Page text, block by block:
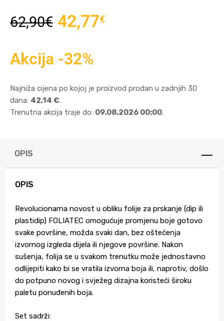
62,90€ 42,77€
Akcija -32%
Najniža cijena po kojoj je proizvod prodan u zadnjih 30
dana: 42,14 €.
Trenutna akcija traje do: 09.08.2026 00:00.
OPIS
OPIS
Revolucionarna novost u obliku folije za prskanje (dip ili
plastidip) FOLIATEC omogućuje promjenu boje gotovo
svake površine, možda svaki dan, bez oštećenja
izvornog izgleda dijela ili njegove površine. Nakon
sušenja, folija se u svakom trenutku može jednostavno
odlijepiti kako bi se vratila izvorna boja ili, naprotiv, došlo
do potpuno novog i svježeg dizajna koristeći široku
paletu ponuđenih boja.
Set sadrži: